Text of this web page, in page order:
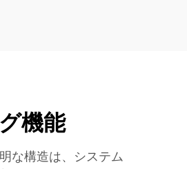
機能
な構造は、システム